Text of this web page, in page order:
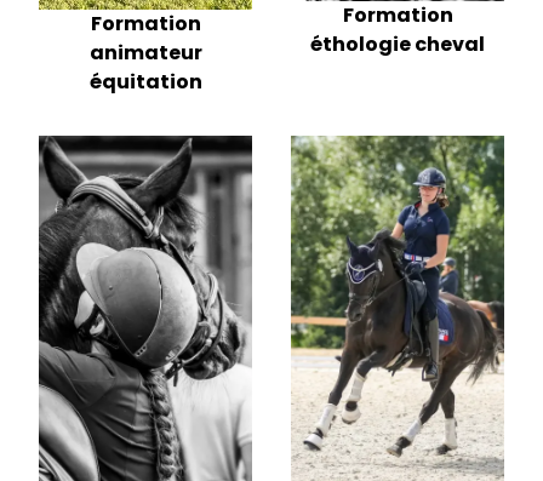
Formation
animateur
équitation
Formation
éthologie cheval